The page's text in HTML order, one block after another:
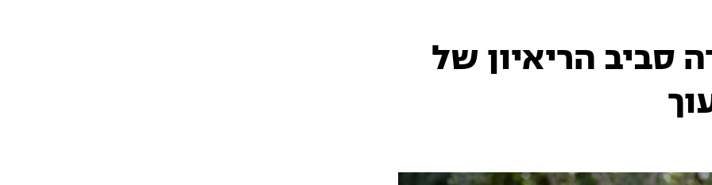
סביב הריאיון של